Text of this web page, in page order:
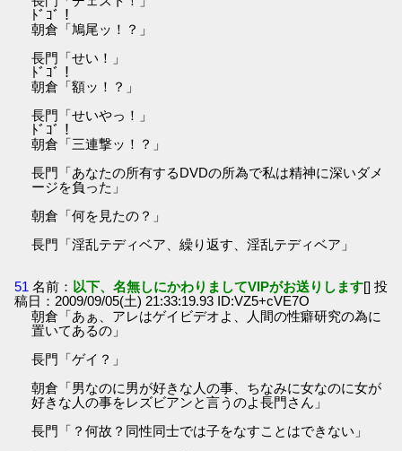
ﾄﾞｺﾞ！
朝倉「鳩尾ッ！？」
長門「せい！」
ﾄﾞｺﾞ！
朝倉「額ッ！？」
長門「せいやっ！」
ﾄﾞｺﾞ！
朝倉「三連撃ッ！？」
長門「あなたの所有するDVDの所為で私は精神に深いダメ
ージを負った」
朝倉「何を見たの？」
長門「淫乱テディベア、繰り返す、淫乱テディベア」
51 名前： 以下、名無しにかわりましてVIPがお送りします[] 投
稿日：2009/09/05(土) 21:33:19.93 ID:VZ5+cVE7O
朝倉「あぁ、アレはゲイビデオよ、人間の性癖研究の為に
置いてあるの」
長門「ゲイ？」
朝倉「男なのに男が好きな人の事、ちなみに女なのに女が
好きな人の事をレズビアンと言うのよ長門さん」
長門「？何故？同性同士では子をなすことはできない」